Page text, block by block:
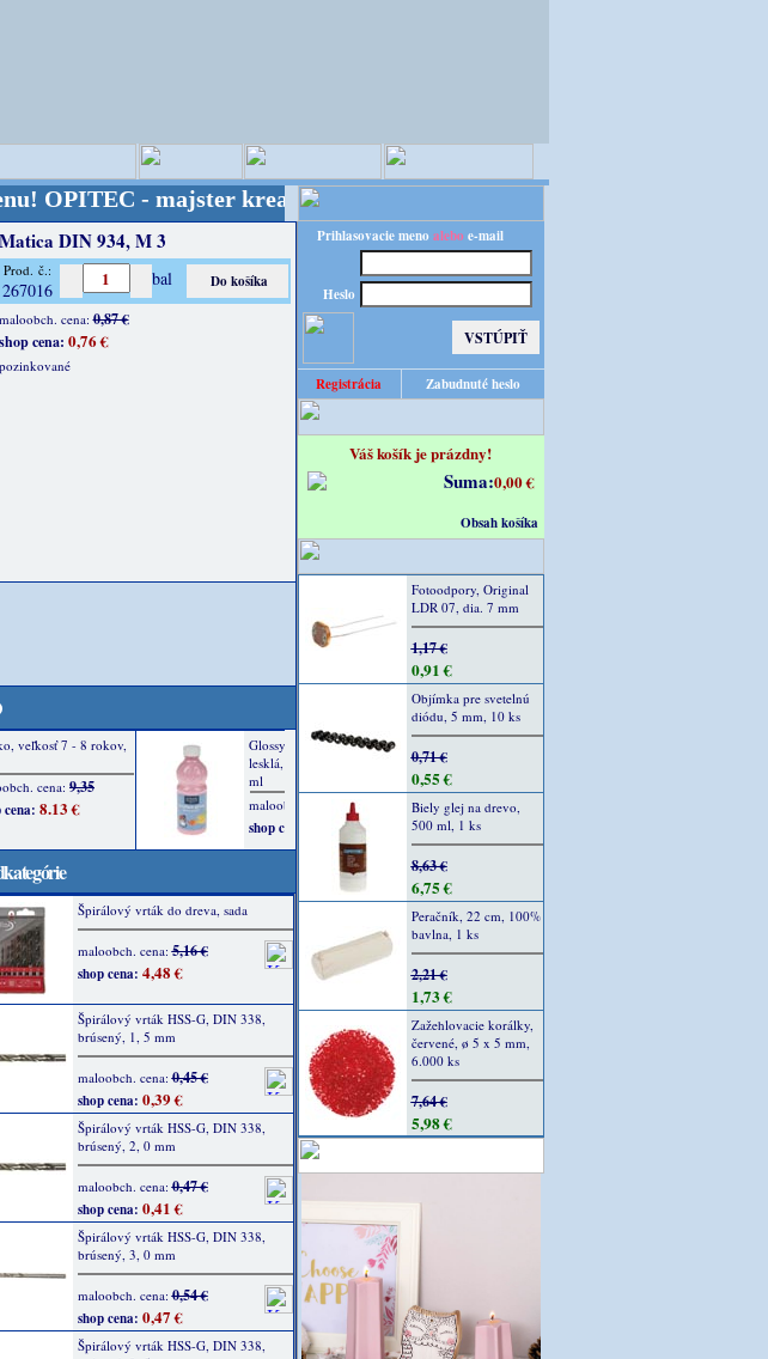
- majster kreatívneho sveta - Kvalita za výhodnú cenu!
Matica DIN 934, M 3
Prod. č.:
267016
bal
maloobch. cena:0,87 €
shop cena: 0,76 €
pozinkované
Špirálový vrták do dreva, sada
maloobch. cena:5,16 €
shop cena: 4,48 €
Špirálový vrták HSS-G, DIN 338,
brúsený, 1, 5 mm
maloobch. cena:0,45 €
shop cena: 0,39 €
Špirálový vrták HSS-G, DIN 338,
brúsený, 2, 0 mm
maloobch. cena:0,47 €
shop cena: 0,41 €
Špirálový vrták HSS-G, DIN 338,
brúsený, 3, 0 mm
maloobch. cena:0,54 €
shop cena: 0,47 €
Špirálový vrták HSS-G, DIN 338,
Prihlasovacie meno alebo e-mail
Heslo
Registrácia Zabudnuté heslo
Váš košík je prázdny!
Suma:0,00 €
Obsah košíka
Fotoodpory, Original
LDR 07, dia. 7 mm
1,17 €
0,91 €
Objímka pre svetelnú
diódu, 5 mm, 10 ks
0,71 €
0,55 €
Biely glej na drevo,
500 ml, 1 ks
8,63 €
6,75 €
Peračník, 22 cm, 100%
bavlna, 1 ks
2,21 €
1,73 €
Zažehlovacie korálky,
červené, ø 5 x 5 mm,
6.000 ks
7,64 €
5,98 €